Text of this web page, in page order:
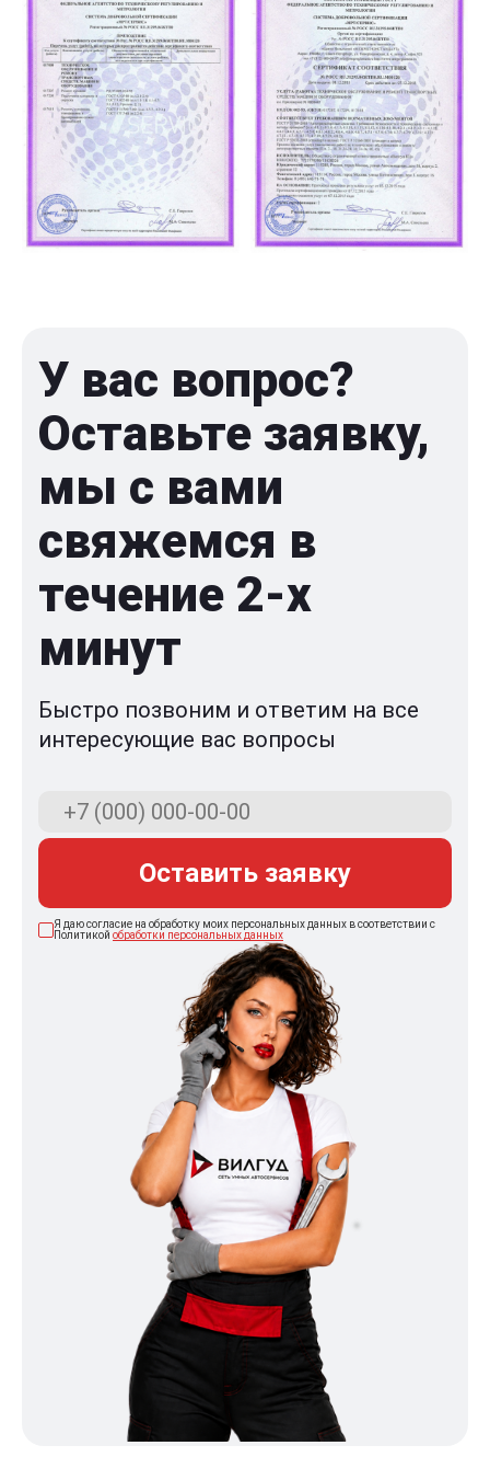
У вас вопрос?
Оставьте заявку,
мы с вами
свяжемся в
течение 2-x
минут
Быстро позвоним и ответим на все
интересующие вас вопросы
Оставить заявку
Я даю согласие на обработку моих персональных данных в соответствии с
Политикой обработки персональных данных